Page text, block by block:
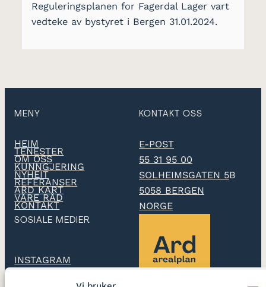
Reguleringsplanen for Fagerdal Lager vart
vedteke av bystyret i Bergen 31.01.2024.
MENY
HEIM
TENESTER
OM OSS
KUNNGJERING
NYHEIT
REFERANSER
ARD KART
VÅRE RÅD
KONTAKT
KONTAKT OSS
E-POST
55 31 95 00
SOLHEIMSGATEN 5B
5058 BERGEN
NORGE
SOSIALE MEDIER
INSTAGRAM